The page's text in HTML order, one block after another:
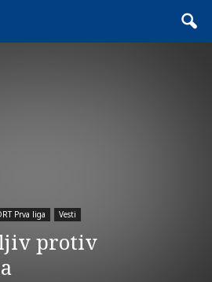
Prva liga Vesti
protiv